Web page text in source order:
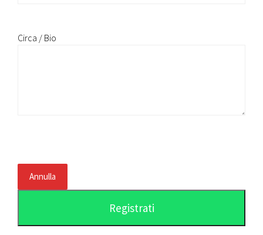
Circa / Bio
Annulla